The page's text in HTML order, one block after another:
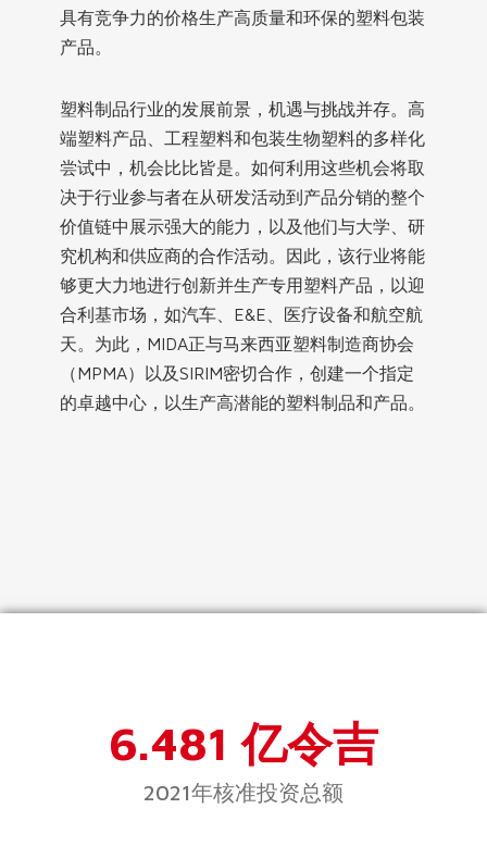
具有竞争力的价格生产高质量和环保的塑料包装
产品。
塑料制品行业的发展前景，机遇与挑战并存。高
端塑料产品、工程塑料和包装生物塑料的多样化
尝试中，机会比比皆是。如何利用这些机会将取
决于行业参与者在从研发活动到产品分销的整个
价值链中展示强大的能力，以及他们与大学、研
究机构和供应商的合作活动。因此，该行业将能
够更大力地进行创新并生产专用塑料产品，以迎
合利基市场，如汽车、E&E、医疗设备和航空航
天。为此，MIDA正与马来西亚塑料制造商协会
（MPMA）以及SIRIM密切合作，创建一个指定
的卓越中心，以生产高潜能的塑料制品和产品。
6.481 亿令吉
2021年核准投资总额